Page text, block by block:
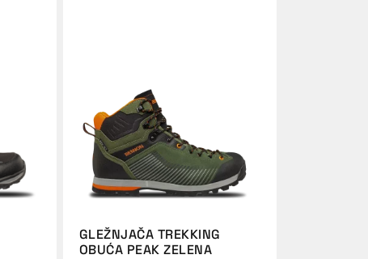
GLEŽNJAČA TREKKING
OBUĆA PEAK ZELENA